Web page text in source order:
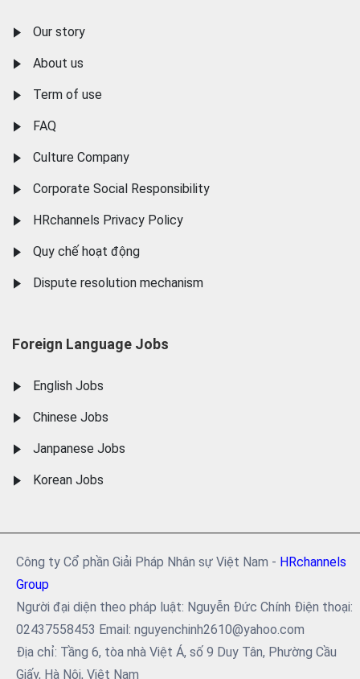
Our story
About us
Term of use
FAQ
Culture Company
Corporate Social Responsibility
HRchannels Privacy Policy
Quy chế hoạt động
Dispute resolution mechanism
Foreign Language Jobs
English Jobs
Chinese Jobs
Janpanese Jobs
Korean Jobs
Công ty Cổ phần Giải Pháp Nhân sự Việt Nam - HRchannels
Group
Người đại diện theo pháp luật: Nguyễn Đức Chính Điện thoại:
02437558453 Email: nguyenchinh2610@yahoo.com
Địa chỉ: Tầng 6, tòa nhà Việt Á, số 9 Duy Tân, Phường Cầu
Giấy, Hà Nội, Việt Nam